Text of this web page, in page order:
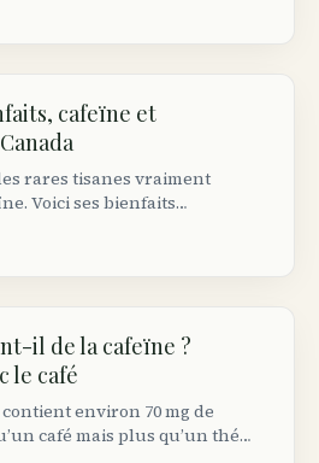
votre activité, le climat et
cafeïne et
rares tisanes vraiment
Voici ses bienfaits
au Canada.
il de la cafeïne ?
le café
environ 70 mg de
café mais plus qu’un thé